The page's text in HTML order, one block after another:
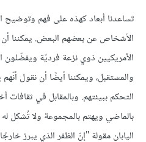
تساعدنا أبعاد كهذه على فهم وتوضيح
الأشخاص عن بعضهم البعض. يمكننا
الأمريكيين ذوي نزعة فرديّة
والمستقبل، ويمكننا أيضًا أن نقول
التحكم ببيئتهم. وبالمقابل في
بالماضي ويهتم بالمجموعة ولا تُشكل
اليابان مقولة "إنّ الظفر الذي يبرز